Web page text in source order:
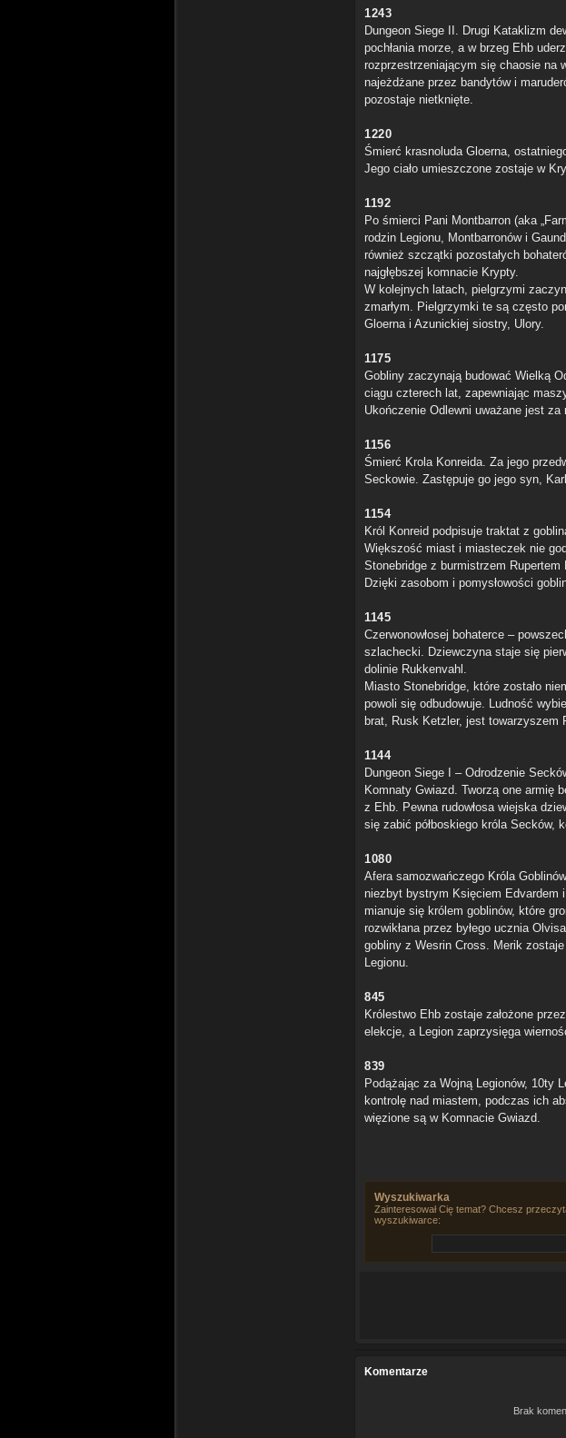
1243
Dungeon Siege II. Drugi Kataklizm
pochłania morze, a w brzeg Ehb
rozprzestrzeniającym się chaosie na
najeżdżane przez bandytów i
pozostaje nietknięte.
1220
Śmierć krasnoluda Gloerna,
Jego ciało umieszczone zostaje w
1192
Po śmierci Pani Montbarron (aka
rodzin Legionu, Montbarronów i
również szczątki pozostałych
najgłębszej komnacie Krypty.
W kolejnych latach, pielgrzymi
zmarłym. Pielgrzymki te są często
Gloerna i Azunickiej siostry, Ulory.
1175
Gobliny zaczynają budować Wielką
ciągu czterech lat, zapewniając
Ukończenie Odlewni uważane jest za
1156
Śmierć Krola Konreida. Za jego
Seckowie. Zastępuje go jego syn,
1154
Król Konreid podpisuje traktat z
Większość miast i miasteczek nie
Stonebridge z burmistrzem
Dzięki zasobom i pomysłowości
1145
Czerwonowłosej bohaterce –
szlachecki. Dziewczyna staje się
dolinie Rukkenvahl.
Miasto Stonebridge, które zostało
powoli się odbudowuje. Ludność
brat, Rusk Ketzler, jest towarzyszem
1144
Dungeon Siege I – Odrodzenie
Komnaty Gwiazd. Tworzą one armię
z Ehb. Pewna rudowłosa wiejska
się zabić półboskiego króla Secków,
1080
Afera samozwańczego Króla
niezbyt bystrym Księciem Edvardem
mianuje się królem goblinów, które
rozwikłana przez byłego ucznia
gobliny z Wesrin Cross. Merik
Legionu.
845
Królestwo Ehb zostaje założone
elekcje, a Legion zaprzysięga
839
Podążając za Wojną Legionów, 10ty
kontrolę nad miastem, podczas ich
więzione są w Komnacie Gwiazd.
Wyszukiwarka
Zainteresował Cię temat? Chcesz
wyszukiwarce:
Komentarze
Brak